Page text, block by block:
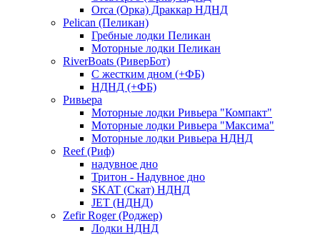
Orca (Орка) Драккар НДНД
Pelican (Пеликан)
Гребные лодки Пеликан
Моторные лодки Пеликан
RiverBoats (РиверБот)
С жестким дном (+ФБ)
НДНД (+ФБ)
Ривьера
Моторные лодки Ривьера "Компакт"
Моторные лодки Ривьера "Максима"
Моторные лодки Ривьера НДНД
Reef (Риф)
надувное дно
Тритон - Надувное дно
SKAT (Скат) НДНД
JET (НДНД)
Zefir Roger (Роджер)
Лодки НДНД